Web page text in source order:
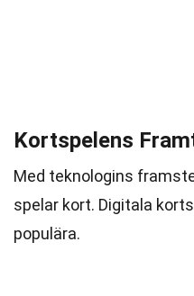
Kortspelens
Med teknologins
spelar kort. Digitala
populära.